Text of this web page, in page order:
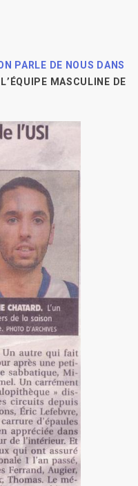
PARLE DE NOUS DANS
L’ÉQUIPE MASCULINE DE